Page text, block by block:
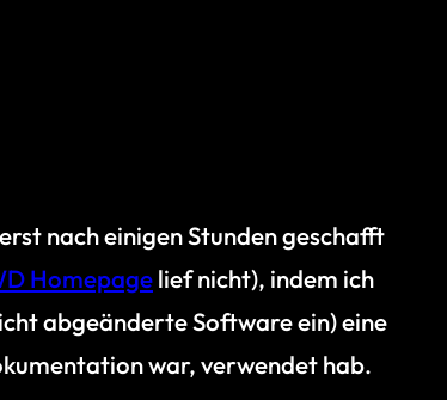
nach einigen Stunden geschafft
Homepagelief nicht), indem ich
abgeänderte Software ein) eine
war, verwendet hab.